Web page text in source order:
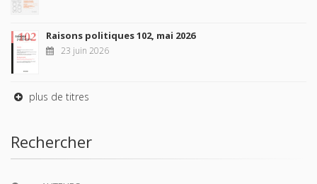
Raisons politiques 102, mai 2026
23 juin 2026
plus de titres
Rechercher